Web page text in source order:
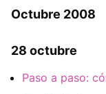
Octubre 2008
28 octubre
Paso a paso: